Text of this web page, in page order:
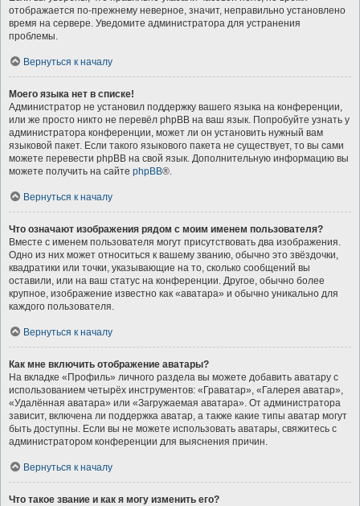
отображается по-прежнему неверное, значит, неправильно установлено
время на сервере. Уведомите администратора для устранения
проблемы.
Вернуться к началу
Моего языка нет в списке!
Администратор не установил поддержку вашего языка на конференции,
или же просто никто не перевёл phpBB на ваш язык. Попробуйте узнать у
администратора конференции, может ли он установить нужный вам
языковой пакет. Если такого языкового пакета не существует, то вы сами
можете перевести phpBB на свой язык. Дополнительную информацию вы
можете получить на сайте phpBB®.
Вернуться к началу
Что означают изображения рядом с моим именем пользователя?
Вместе с именем пользователя могут присутствовать два изображения.
Одно из них может относиться к вашему званию, обычно это звёздочки,
квадратики или точки, указывающие на то, сколько сообщений вы
оставили, или на ваш статус на конференции. Другое, обычно более
крупное, изображение известно как «аватара» и обычно уникально для
каждого пользователя.
Вернуться к началу
Как мне включить отображение аватары?
На вкладке «Профиль» личного раздела вы можете добавить аватару с
использованием четырёх инструментов: «Граватар», «Галерея аватар»,
«Удалённая аватара» или «Загружаемая аватара». От администратора
зависит, включена ли поддержка аватар, а также какие типы аватар могут
быть доступны. Если вы не можете использовать аватары, свяжитесь с
администратором конференции для выяснения причин.
Вернуться к началу
Что такое звание и как я могу изменить его?